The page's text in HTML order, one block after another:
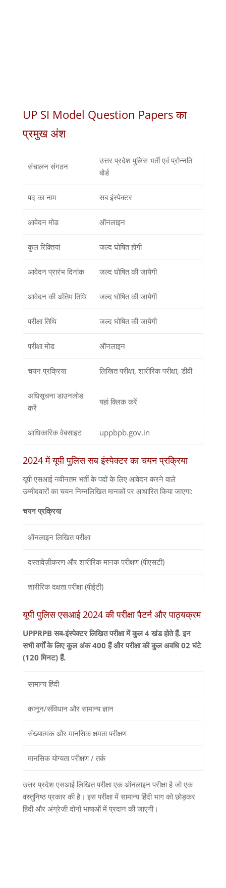
UP SI Model Question Papers का
प्रमुख अंश
संचालन संगठन
उत्तर प्रदेश पुलिस भर्ती एवं प्रोन्नति
बोर्ड
पद का नाम सब इंस्पेक्टर
आवेदन मोड ऑनलाइन
कुल रिक्तियां जल्द घोषित होंगी
आवेदन प्रारंभ दिनांक जल्द घोषित की जायेगी
आवेदन की अंतिम तिथि जल्द घोषित की जायेगी
परीक्षा तिथि जल्द घोषित की जायेगी
परीक्षा मोड ऑनलाइन
चयन प्रक्रिया लिखित परीक्षा, शारीरिक परीक्षा, डीवी
अधिसूचना डाउनलोड
करें
यहां क्लिक करें
आधिकारिक वेबसाइट uppbpb.gov.in
2024 में यूपी पुलिस सब इंस्पेक्टर का चयन प्रक्रिया
यूपी एसआई नवीनतम भर्ती के पदों के लिए आवेदन करने वाले
उम्मीदवारों का चयन निम्नलिखित मानकों पर आधारित किया जाएगा:
चयन प्रक्रिया
ऑनलाइन लिखित परीक्षा
दस्तावेज़ीकरण और शारीरिक मानक परीक्षण (पीएसटी)
शारीरिक दक्षता परीक्षा (पीईटी)
यूपी पुलिस एसआई 2024 की परीक्षा पैटर्न और पाठ्यक्रम
UPPRPB सब-इंस्पेक्टर लिखित परीक्षा में कुल 4 खंड होते हैं. इन
सभी वर्गों के लिए कुल अंक 400 हैं और परीक्षा की कुल अवधि 02 घंटे
(120 मिनट) हैं.
सामान्य हिंदी
कानून/संविधान और सामान्य ज्ञान
संख्यात्मक और मानसिक क्षमता परीक्षण
मानसिक योग्यता परीक्षण / तर्क
उत्तर प्रदेश एसआई लिखित परीक्षा एक ऑनलाइन परीक्षा है जो एक
वस्तुनिष्ठ प्रकार की है। इस परीक्षा में सामान्य हिंदी भाग को छोड़कर
हिंदी और अंग्रेजी दोनों भाषाओं में प्रदान की जाएगी।